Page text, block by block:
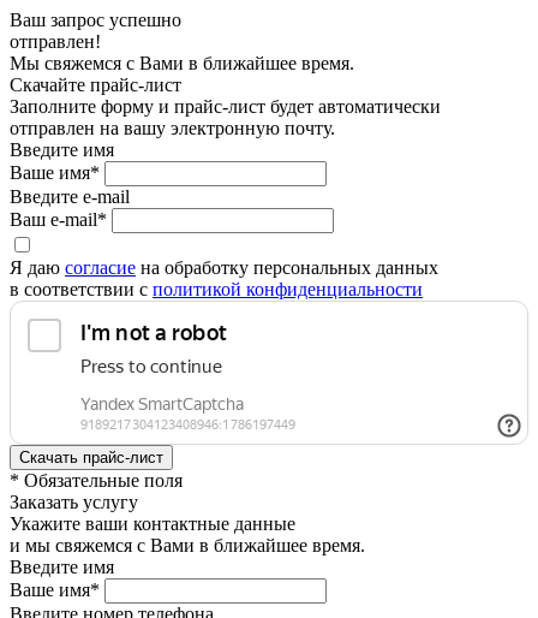
Ваш запрос успешно
отправлен!
Мы свяжемся с Вами в ближайшее время.
Скачайте прайс-лист
Заполните форму и прайс-лист будет автоматически
отправлен на вашу электронную почту.
Введите имя
Ваше имя*
Введите e-mail
Ваш e-mail*
Я даю согласие на обработку персональных данных
в соответствии с политикой конфиденциальности
* Обязательные поля
Заказать услугу
Укажите ваши контактные данные
и мы свяжемся с Вами в ближайшее время.
Введите имя
Ваше имя*
Введите номер телефона